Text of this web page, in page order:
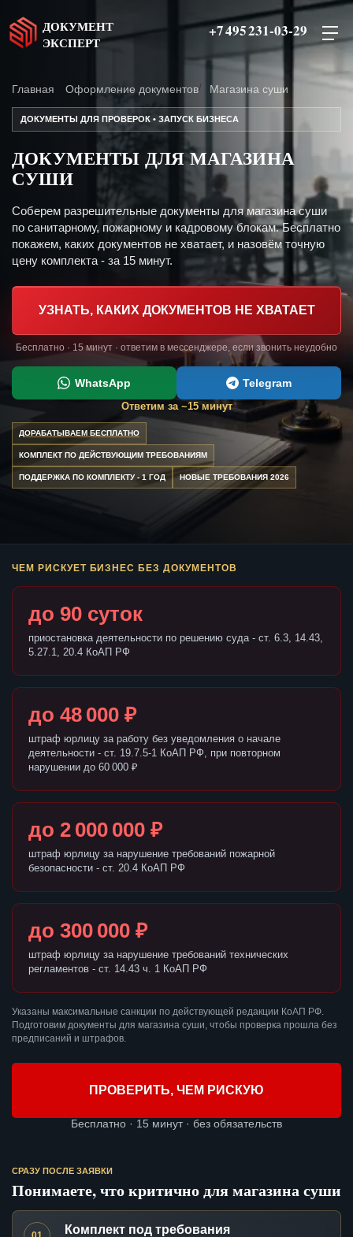
ДОКУМЕНТ
ЭКСПЕРТ
+7 495 231-03-29
Главная Оформление документов Магазина суши
ДОКУМЕНТЫ ДЛЯ ПРОВЕРОК • ЗАПУСК БИЗНЕСА
ДОКУМЕНТЫ ДЛЯ МАГАЗИНА
СУШИ
Соберем разрешительные документы для магазина суши
по санитарному, пожарному и кадровому блокам. Бесплатно
покажем, каких документов не хватает, и назовём точную
цену комплекта - за 15 минут.
УЗНАТЬ, КАКИХ ДОКУМЕНТОВ НЕ ХВАТАЕТ
Бесплатно · 15 минут · ответим в мессенджере, если звонить неудобно
WhatsApp Telegram
Ответим за ~15 минут
ДОРАБАТЫВАЕМ БЕСПЛАТНО
КОМПЛЕКТ ПО ДЕЙСТВУЮЩИМ ТРЕБОВАНИЯМ
ПОДДЕРЖКА ПО КОМПЛЕКТУ - 1 ГОД НОВЫЕ ТРЕБОВАНИЯ 2026
ЧЕМ РИСКУЕТ БИЗНЕС БЕЗ ДОКУМЕНТОВ
до 90 суток
приостановка деятельности по решению суда - ст. 6.3, 14.43,
5.27.1, 20.4 КоАП РФ
до 48 000 ₽
штраф юрлицу за работу без уведомления о начале
деятельности - ст. 19.7.5-1 КоАП РФ, при повторном
нарушении до 60 000 ₽
до 2 000 000 ₽
штраф юрлицу за нарушение требований пожарной
безопасности - ст. 20.4 КоАП РФ
до 300 000 ₽
штраф юрлицу за нарушение требований технических
регламентов - ст. 14.43 ч. 1 КоАП РФ
Указаны максимальные санкции по действующей редакции КоАП РФ.
Подготовим документы для магазина суши, чтобы проверка прошла без
предписаний и штрафов.
ПРОВЕРИТЬ, ЧЕМ РИСКУЮ
Бесплатно · 15 минут · без обязательств
СРАЗУ ПОСЛЕ ЗАЯВКИ
Понимаете, что критично для магазина суши
Комплект под требования